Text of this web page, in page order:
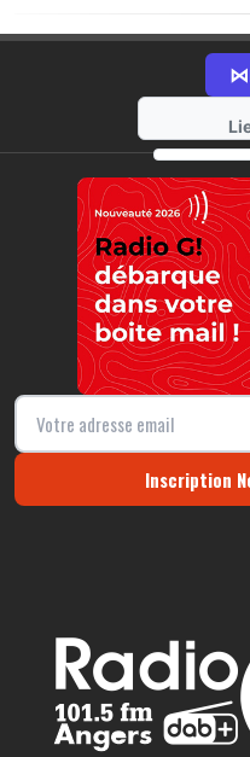
⋈
Inscription